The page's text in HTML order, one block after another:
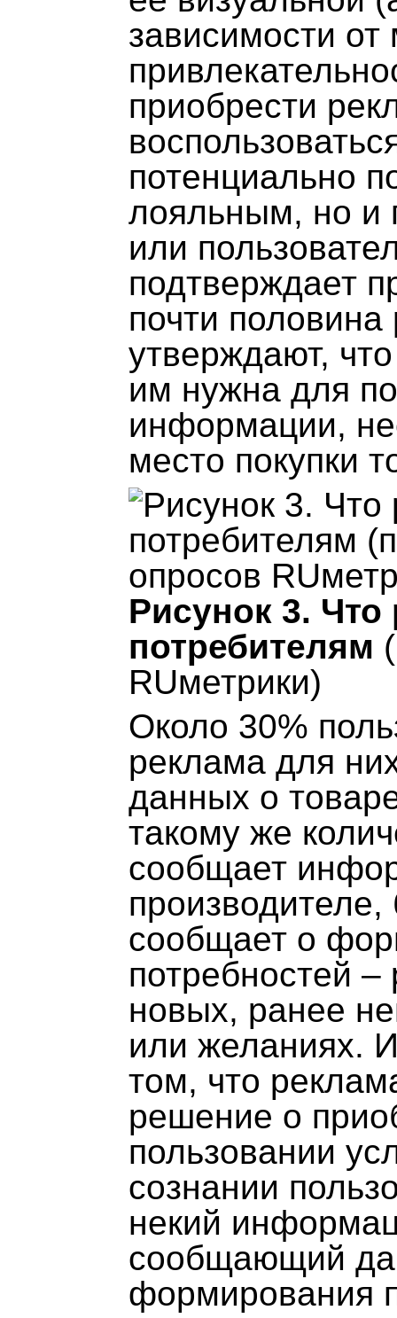
зависимости от
приобрести
потенциально
лояльным, но и
или
подтверждает
почти
утверждают,
им нужна для
информации,
место покупки
Рисунок 3. Что
потребителям
RUметрики)
Около 30%
реклама для
данных о
такому же
сообщает
сообщает о
потребностей
новых, ранее
или желаниях.
том, что
решение о
пользовании
сознании
некий
сообщающий
формирования